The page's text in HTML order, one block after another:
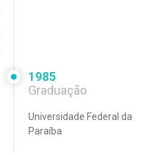
1985
Graduação
Universidade Federal da
Paraíba